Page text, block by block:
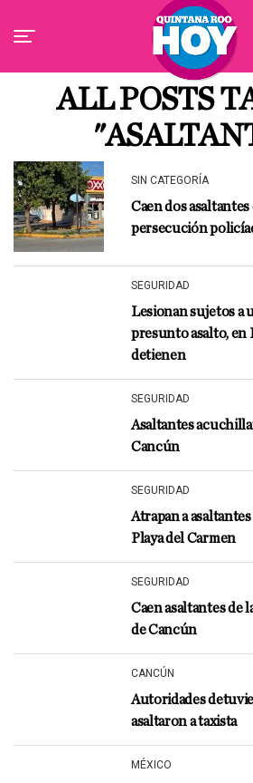
ALL POSTS
SIN CATEGORÍA
Caen dos
persecución
SEGURIDAD
Lesionan sujetos a
presunto asalto, en
detienen
SEGURIDAD
Asaltantes
Cancún
SEGURIDAD
Atrapan a
Playa del Carmen
SEGURIDAD
Caen asaltantes de
de Cancún
CANCÚN
Autoridades
asaltaron a taxista
MÉXICO